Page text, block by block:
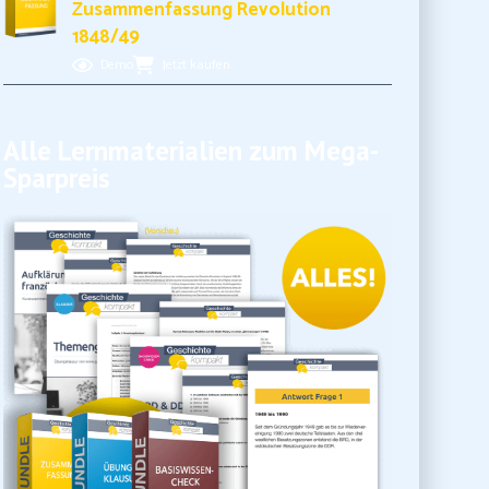
Zusammenfassung Revolution
1848/49